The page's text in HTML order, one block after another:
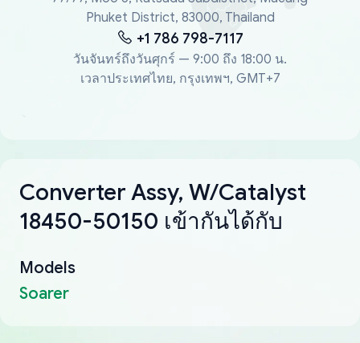
Phuket District, 83000, Thailand
+1 786 798-7117
วันจันทร์ถึงวันศุกร์ — 9:00 ถึง 18:00 น.
เวลาประเทศไทย, กรุงเทพฯ, GMT+7
Converter Assy, W/Catalyst
18450-50150 เข้ากันได้กับ
Models
Soarer